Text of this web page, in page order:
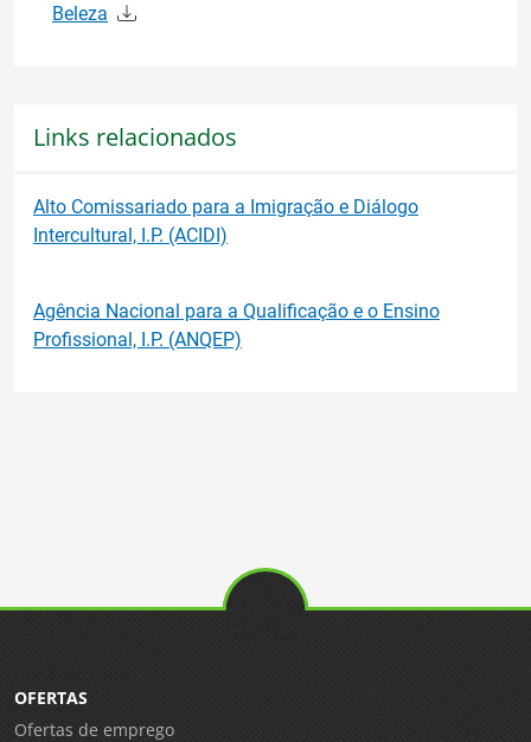
Beleza
Links relacionados
Alto Comissariado para a Imigração e Diálogo
Intercultural, I.P. (ACIDI)
Agência Nacional para a Qualificação e o Ensino
Profissional, I.P. (ANQEP)
OFERTAS
Ofertas de emprego